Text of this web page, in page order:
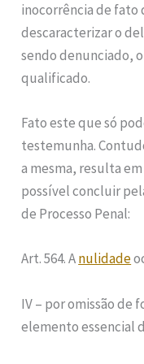
inocorrência de fato
descaracterizar o
sendo denunciado,
qualificado.
Fato este que só
testemunha.
a mesma, resulta em
possível concluir
de Processo Penal:
Art. 564. Anulidade
IV – por omissão de
elemento essencial